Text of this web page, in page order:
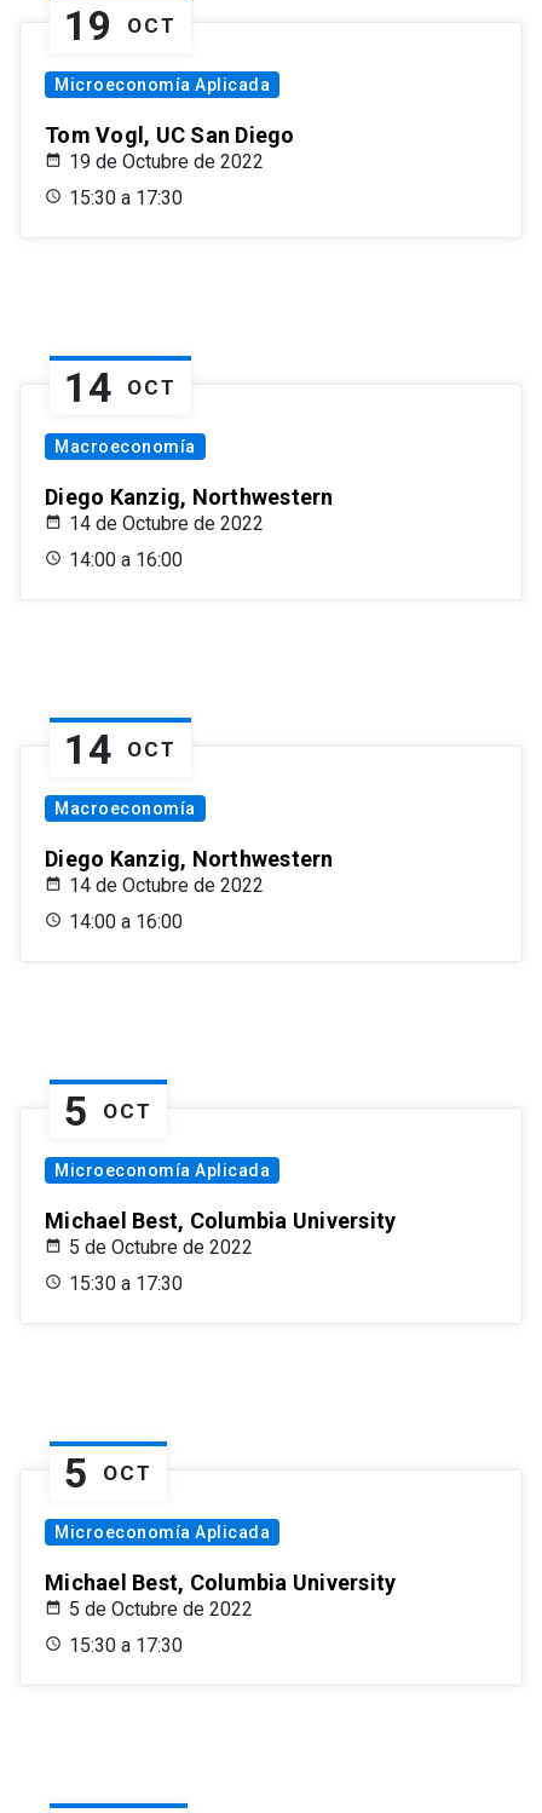
19 OCT
Microeconomía Aplicada
Tom Vogl, UC San Diego
19 de Octubre de 2022
15:30 a 17:30
14 OCT
Macroeconomía
Diego Kanzig, Northwestern
14 de Octubre de 2022
14:00 a 16:00
14 OCT
Macroeconomía
Diego Kanzig, Northwestern
14 de Octubre de 2022
14:00 a 16:00
5 OCT
Microeconomía Aplicada
Michael Best, Columbia University
5 de Octubre de 2022
15:30 a 17:30
5 OCT
Microeconomía Aplicada
Michael Best, Columbia University
5 de Octubre de 2022
15:30 a 17:30